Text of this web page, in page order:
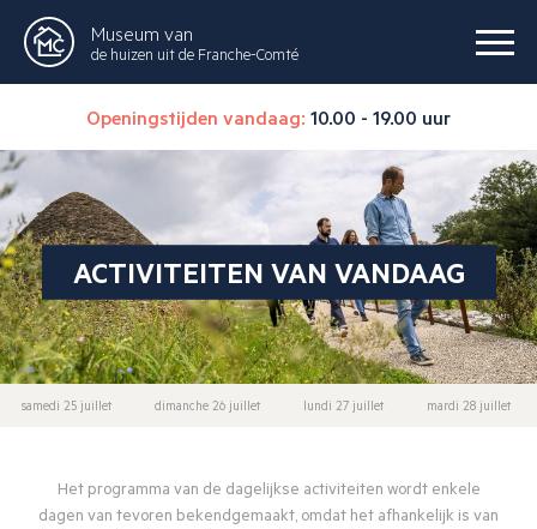
Museum van
de huizen uit de Franche-Comté
Openingstijden vandaag: 10.00 - 19.00 uur
ACTIVITEITEN VAN VANDAAG
samedi 25 juillet dimanche 26 juillet lundi 27 juillet mardi 28 juillet
Het programma van de dagelijkse activiteiten wordt enkele
dagen van tevoren bekendgemaakt, omdat het afhankelijk is van